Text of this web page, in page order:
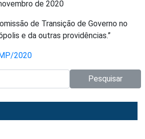
de 2020
de Transição de Governo no
e da outras providências.”
2020
Pesquisar